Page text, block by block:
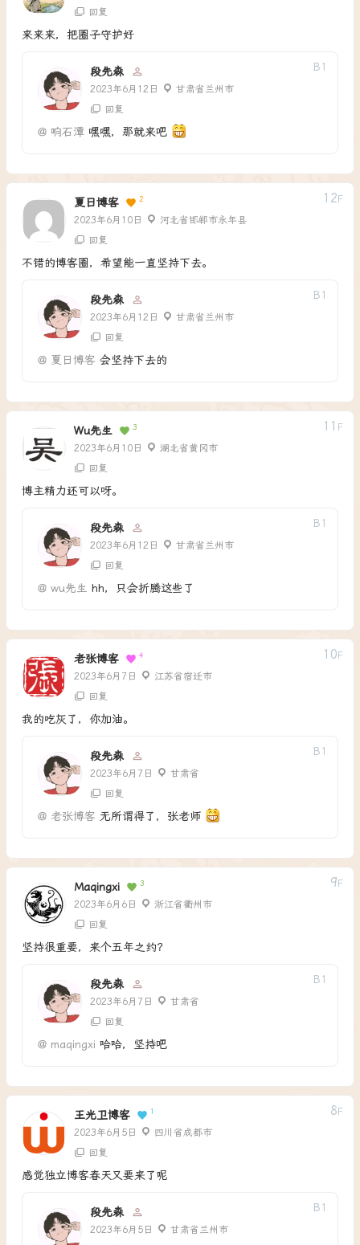
回复
来来来，把圈子守护好
段先森
2023年6月12日 甘肃省兰州市
B 1
回复
@ 响石潭嘿嘿，那就来吧
夏日博客 2
2023年6月10日 河北省邯郸市永年县
12 F
回复
不错的博客圈，希望能一直坚持下去。
段先森
2023年6月12日 甘肃省兰州市
B 1
回复
@ 夏日博客 会坚持下去的
Wu先生 3
2023年6月10日 湖北省黄冈市
11 F
回复
博主精力还可以呀。
段先森
2023年6月12日 甘肃省兰州市
B 1
回复
@ wu先生 hh，只会折腾这些了
老张博客 4
2023年6月7日 江苏省宿迁市
10 F
回复
我的吃灰了，你加油。
段先森
2023年6月7日 甘肃省
B 1
回复
@ 老张博客 无所谓得了，张老师
Maqingxi 3
2023年6月6日 浙江省衢州市
9 F
回复
坚持很重要，来个五年之约？
段先森
2023年6月7日 甘肃省
B 1
回复
@ maqingxi 哈哈，坚持吧
王光卫博客 1
2023年6月5日 四川省成都市
8 F
回复
感觉独立博客春天又要来了呢
段先森
2023年6月5日 甘肃省兰州市
B 1